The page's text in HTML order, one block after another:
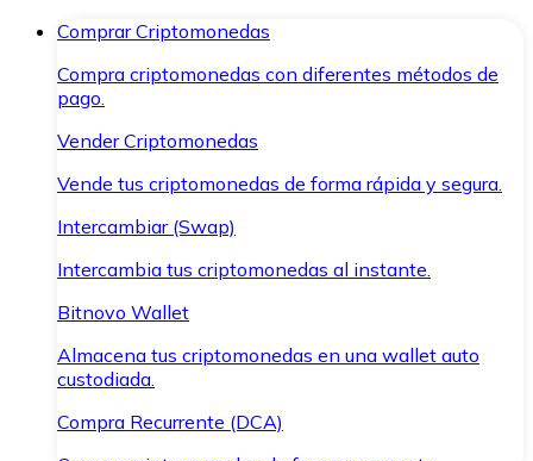
Comprar Criptomonedas
Compra criptomonedas con diferentes métodos de
pago.
Vender Criptomonedas
Vende tus criptomonedas de forma rápida y segura.
Intercambiar (Swap)
Intercambia tus criptomonedas al instante.
Bitnovo Wallet
Almacena tus criptomonedas en una wallet auto
custodiada.
Compra Recurrente (DCA)